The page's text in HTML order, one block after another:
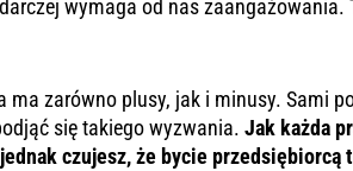
wymaga od nas
ma zarówno plusy, jak i minusy. Sami
się takiego wyzwania. Jak każda
czujesz, że bycie